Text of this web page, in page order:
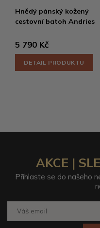
Hnědý pánský kožený
cestovní batoh Andries
5 790 Kč
DETAIL PRODUKTU
AKCE |
Přihlaste se do našeho